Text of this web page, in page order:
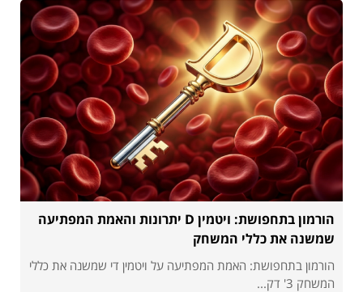
הורמון בתחפושת: ויטמין D יתרונות והאמת המפתיעה
שמשנה את כללי המשחק
הורמון בתחפושת: האמת המפתיעה על ויטמין די שמשנה את כללי
המשחק 3' דק...